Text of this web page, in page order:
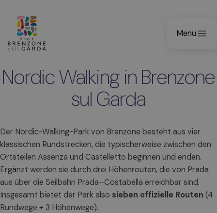
Menu
Nordic Walking in Brenzone
sul Garda
Der Nordic-Walking-Park von Brenzone besteht aus vier
klassischen Rundstrecken, die typischerweise zwischen den
Ortsteilen Assenza und Castelletto beginnen und enden.
Ergänzt werden sie durch drei Höhenrouten, die von Prada
aus über die Seilbahn Prada–Costabella erreichbar sind.
Insgesamt bietet der Park also sieben offizielle Routen (4
Rundwege + 3 Höhenwege).